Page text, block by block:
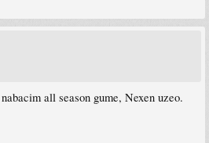
all season gume, Nexen uzeo.